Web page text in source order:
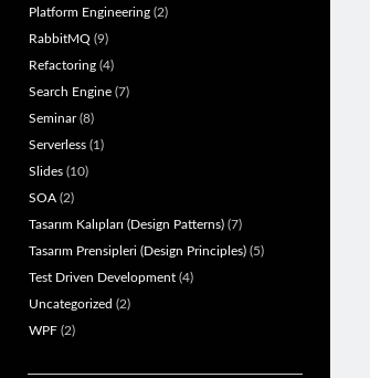
Platform Engineering(2)
RabbitMQ (9)
Refactoring(4)
Search Engine(7)
Seminar(8)
Serverless(1)
Slides(10)
SOA(2)
Tasarım Kalıpları (Design Patterns)(7)
Tasarım Prensipleri (Design Principles)(5)
Test Driven Development(4)
Uncategorized (2)
WPF(2)